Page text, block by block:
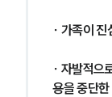
∙ 가족이
∙ 자발적으
용을 중단한